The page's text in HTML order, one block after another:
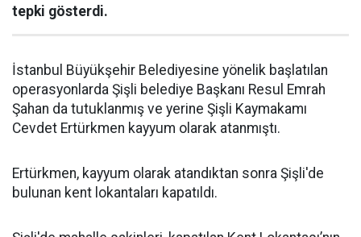
tepki gösterdi.
İstanbul Büyükşehir Belediyesine yönelik başlatılan
operasyonlarda Şişli belediye Başkanı Resul Emrah
Şahan da tutuklanmış ve yerine Şişli Kaymakamı
Cevdet Ertürkmen kayyum olarak atanmıştı.
Ertürkmen, kayyum olarak atandıktan sonra Şişli'de
bulunan kent lokantaları kapatıldı.